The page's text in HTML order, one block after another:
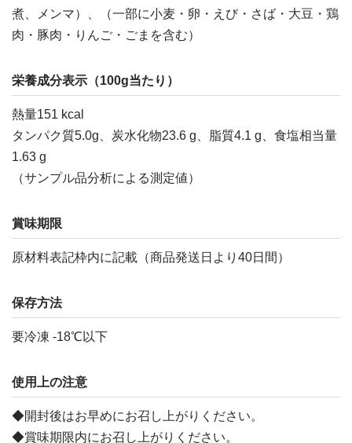
煮、メンマ）、（一部に小麦・卵・えび・さば・大豆・鶏
肉・豚肉・りんご・ごまを含む）
栄養成分表示（100g当たり）
熱量151 kcal
タンパク質5.0g、炭水化物23.6 g、脂質4.1 g、食塩相当量
1.63 g
（サンプル品分析による測定値）
賞味期限
原材料表記枠内に記載（商品発送日より40日間）
保存方法
要冷凍 -18℃以下
使用上の注意
◆開封後はお早めにお召し上がりください。
◆賞味期限内にお召し上がりください。